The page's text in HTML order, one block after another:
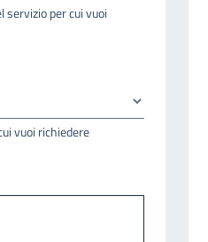
servizio per cui vuoi
vuoi richiedere